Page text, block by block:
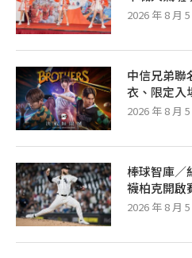
2026 年 8 月
中信兄弟
衣、限定入
2026 年 8 月
棒球智庫
襪柏克開啟
2026 年 8 月